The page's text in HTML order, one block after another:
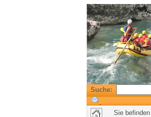
Suche:
Sie